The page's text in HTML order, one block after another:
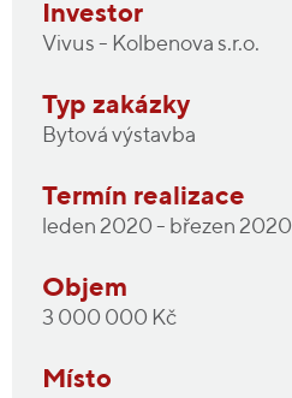
Investor
Vivus - Kolbenova s.r.o.
Typ zakázky
Bytová výstavba
Termín realizace
leden 2020 - březen 2020
Objem
3 000 000 Kč
Místo